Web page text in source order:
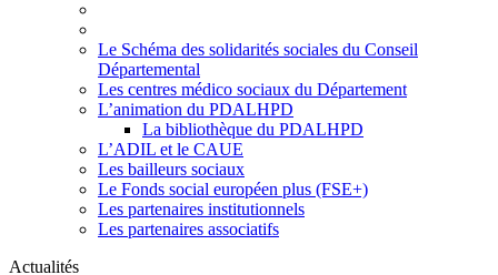
Le Schéma des solidarités sociales du Conseil
Départemental
Les centres médico sociaux du Département
L’animation du PDALHPD
La bibliothèque du PDALHPD
L’ADIL et le CAUE
Les bailleurs sociaux
Le Fonds social européen plus (FSE+)
Les partenaires institutionnels
Les partenaires associatifs
Actualités